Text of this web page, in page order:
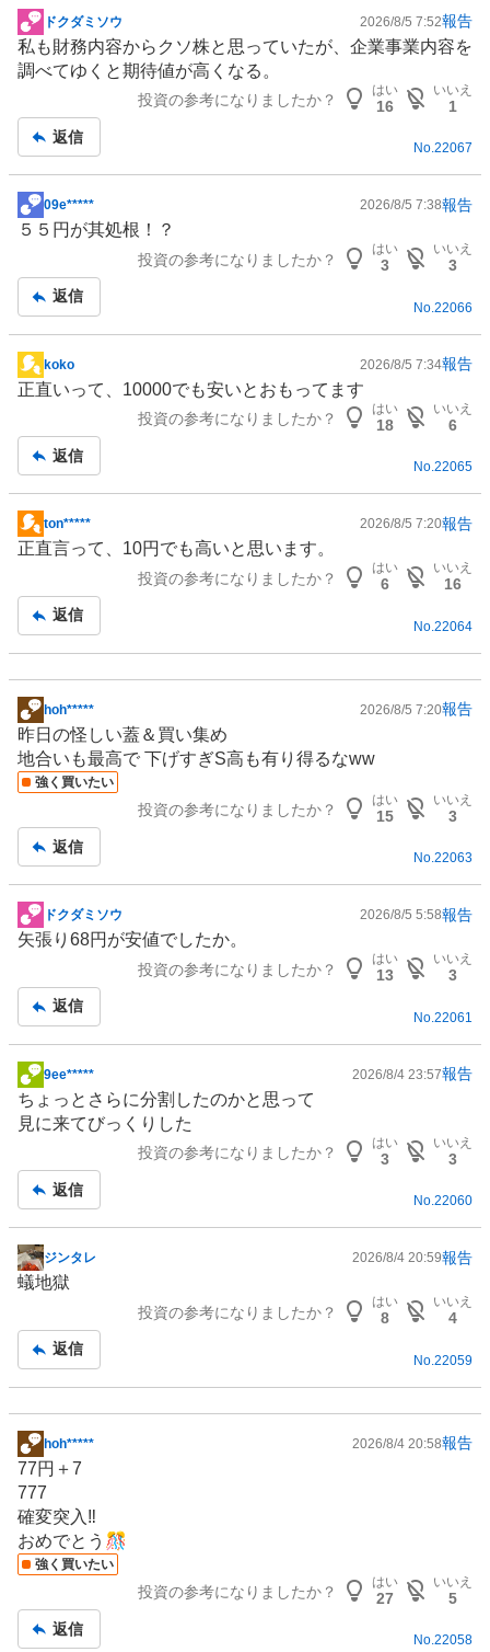
掲
示
板
ドクダミソウ 2026/8/5 7:52報告
私も財務内容からクソ株と思っていたが、企業事業内容を
調べてゆくと期待値が高くなる。
投資の参考になりましたか？
はい
16
いいえ
1
返信
No.22067
掲
示
事
09e***** 2026/8/5 7:38報告
５５円が其処根！？
投資の参考になりましたか？
はい
3
いいえ
3
返信
No. 22066
掲
示
事
koko 2026/8/5 7:34報告
正直いって、10000でも安いとおもってます
投資の参考になりましたか？
はい
18
いいえ
6
返信
No.22065
掲
示
事
ton***** 2026/8/5 7:20報告
正直言って、10円でも高いと思います。
投資の参考になりましたか？
はい
6
いいえ
16
返信
No. 22064
掲
示
板
記
hoh***** 2026/8/5 7:20報告
昨日の怪しい蓋＆買い集め
地合いも最高で 下げすぎS高も有り得るなww
強く買いたい
投資の参考になりましたか？
はい
15
いいえ
3
返信
No.22063
掲
示
事
ドクダミソウ 2026/8/5 5:58報告
矢張り68円が安値でしたか。
投資の参考になりましたか？
はい
13
いいえ
3
返信
No. 22061
掲
示
板
9ee***** 2026/8/4 23:57報告
ちょっとさらに分割したのかと思って
見に来てびっくりした
投資の参考になりましたか？
はい
3
いいえ
3
返信
No.22060
掲
示
事
ジンタレ 2026/8/4 20:59報告
蟻地獄
投資の参考になりましたか？
はい
8
いいえ
4
返信
No. 22059
掲
示
板
記
事
hoh***** 2026/8/4 20:58報告
77円＋7
777
確変突入‼️
おめでとう🎊
強く買いたい
投資の参考になりましたか？
はい
27
いいえ
5
返信
No.22058